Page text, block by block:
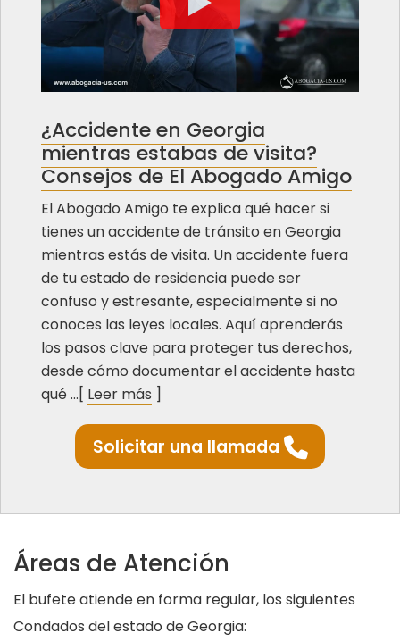
¿Accidente en Georgia
mientras estabas de visita?
Consejos de El Abogado Amigo
El Abogado Amigo te explica qué hacer si
tienes un accidente de tránsito en Georgia
mientras estás de visita. Un accidente fuera
de tu estado de residencia puede ser
confuso y estresante, especialmente si no
conoces las leyes locales. Aquí aprenderás
los pasos clave para proteger tus derechos,
desde cómo documentar el accidente hasta
qué ...[ Leer más ]
Solicitar una llamada
Áreas de Atención
El bufete atiende en forma regular, los siguientes
Condados del estado de Georgia: